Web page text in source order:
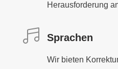
Herausforderung
 Sprachen
Wir bieten